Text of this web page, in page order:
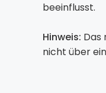
beeinflusst.
Hinweis: Das
nicht über